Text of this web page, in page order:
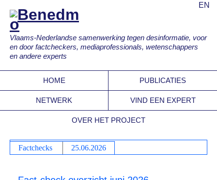
Vlaams-Nederlandse samenwerking tegen desinformatie, voor
en door factcheckers, mediaprofessionals, wetenschappers
en andere experts
EN
HOME PUBLICATIES
NETWERK VIND EEN EXPERT
OVER HET PROJECT
Factchecks 25.06.2026